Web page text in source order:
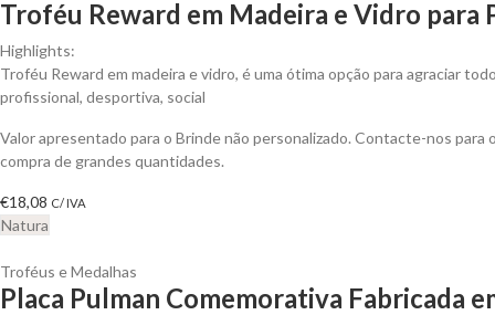
Troféu Reward em Madeira e Vidro para
Highlights:
Troféu Reward em madeira e vidro, é uma ótima opção para agraciar
profissional, desportiva, social
Valor apresentado para o Brinde não personalizado. Contacte-nos para
compra de grandes quantidades.
€18,08 C/ IVA
Natura
Troféus e Medalhas
Placa Pulman Comemorativa Fabricada